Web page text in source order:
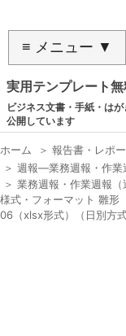
≡ メニュー ▼
実用テンプレート
ビジネス文書・手紙・は
公開しています
ホーム ＞ 報告書・レポ
＞ 週報―業務週報・作業
＞ 業務週報・作業週報（
様式・フォーマット 雛形
06（xlsx形式）（日別方